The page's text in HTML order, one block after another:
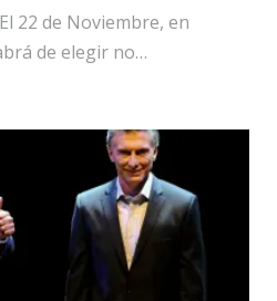
22 de Noviembre, en
de elegir no…